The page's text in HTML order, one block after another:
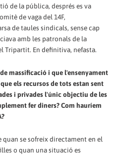
de la pública, després es va
de vaga del 14F,
de taules sindicals, sense cap
amb les patronals de la
Tripartit. En definitiva, nefasta.
massificació i que l'ensenyament
els recursos de tots estan sent
i privades l'únic objectiu de les
fer diners? Com hauríem
quan se sofreix directament en el
o quan una situació es